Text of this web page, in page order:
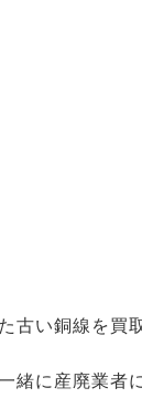
古い銅線を買
緒に産廃業者